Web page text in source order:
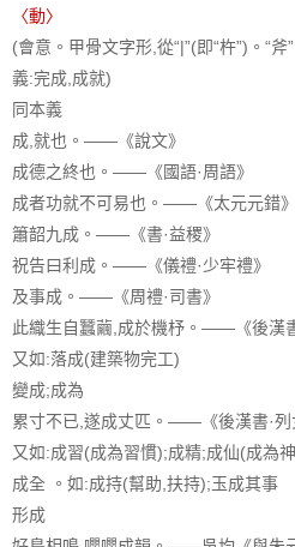
〈動〉
(會意。甲骨文字形,從“|”(即“杵”)。“
義:完成,成就)
同本義
成,就也。——《說文》
成德之終也。——《國語·周語》
成者功就不可易也。——《太元元錯》
簫韶九成。——《書·益稷》
祝告曰利成。——《儀禮·少牢禮》
及事成。——《周禮·司書》
此織生自蠶繭,成於機杼。——《後漢書
又如:落成(建築物完工)
變成;成為
累寸不已,遂成丈匹。——《後漢書·列
又如:成習(成為習慣);成精;成仙(成為
成全 。如:成持(幫助,扶持);玉成其事
形成